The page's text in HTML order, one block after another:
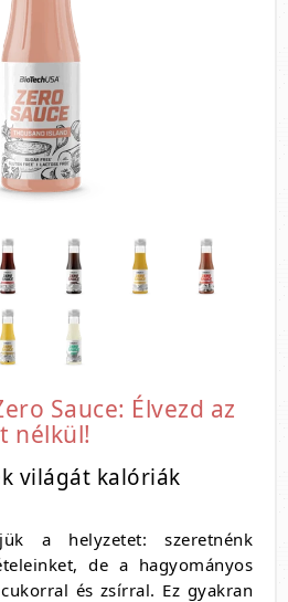
Sauce: Élvezd az
nélkül!
világát kalóriák
a helyzetet: szeretnénk
de a hagyományos
és zsírral. Ez gyakran